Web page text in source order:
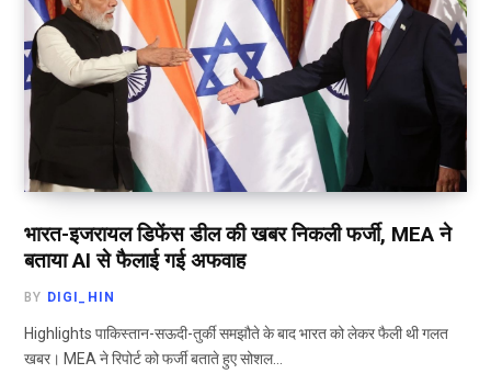
भारत-इजरायल डिफेंस डील की खबर निकली फर्जी, MEA ने
बताया AI से फैलाई गई अफवाह
BY DIGI_HIN
Highlights पाकिस्तान-सऊदी-तुर्की समझौते के बाद भारत को लेकर फैली थी गलत
खबर। MEA ने रिपोर्ट को फर्जी बताते हुए सोशल…